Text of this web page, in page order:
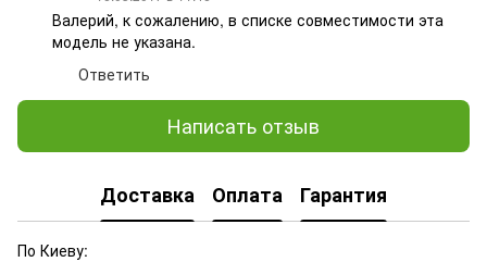
Валерий, к сожалению, в списке совместимости эта
модель не указана.
Ответить
Написать отзыв
Доставка Оплата Гарантия
По Киеву: